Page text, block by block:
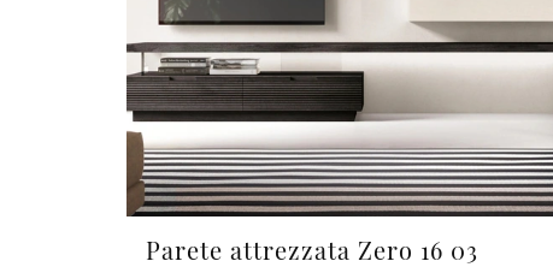
Parete attrezzata Zero 16 03